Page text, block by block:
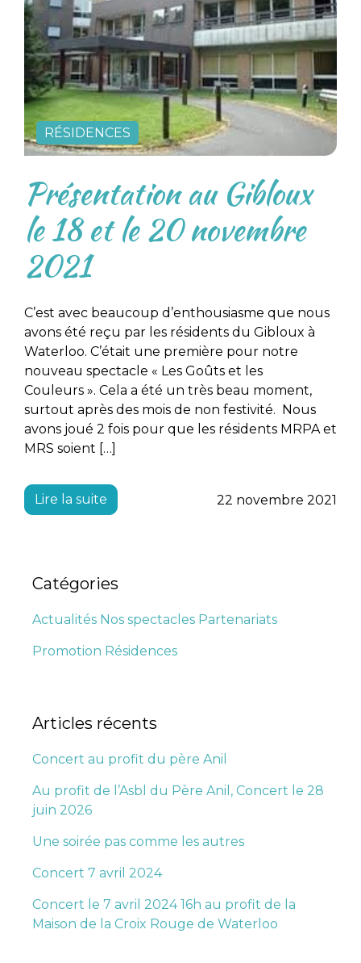
RÉSIDENCES
Présentation au Gibloux
le 18 et le 20 novembre
2021
C’est avec beaucoup d’enthousiasme que nous
avons été reçu par les résidents du Gibloux à
Waterloo. C’était une première pour notre
nouveau spectacle « Les Goûts et les
Couleurs ». Cela a été un très beau moment,
surtout après des mois de non festivité. Nous
avons joué 2 fois pour que les résidents MRPA et
MRS soient […]
22 novembre 2021
Lire la suite
Catégories
Actualités Nos spectacles Partenariats
Promotion Résidences
Articles récents
Concert au profit du père Anil
Au profit de l’Asbl du Père Anil, Concert le 28
juin 2026
Une soirée pas comme les autres
Concert 7 avril 2024
Concert le 7 avril 2024 16h au profit de la
Maison de la Croix Rouge de Waterloo